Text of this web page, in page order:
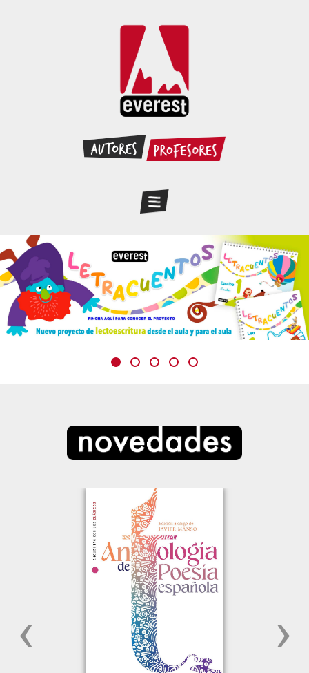
‹ ›